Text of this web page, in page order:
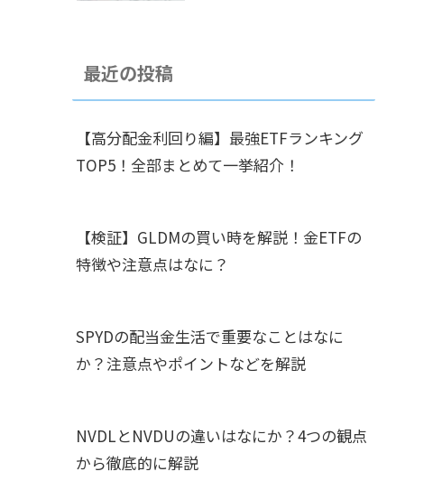
最近の投稿
【高分配金利回り編】最強ETFランキング
TOP5！全部まとめて一挙紹介！
【検証】GLDMの買い時を解説！金ETFの
特徴や注意点はなに？
SPYDの配当金生活で重要なことはなに
か？注意点やポイントなどを解説
NVDLとNVDUの違いはなにか？4つの観点
から徹底的に解説